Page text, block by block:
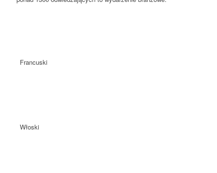
Francuski
Włoski